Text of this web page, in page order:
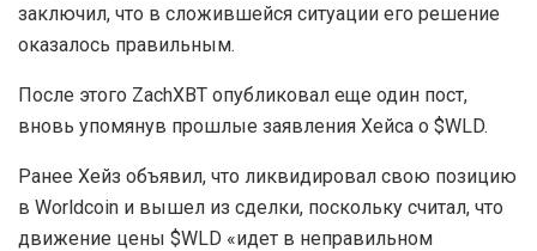
заключил, что в сложившейся ситуации его решение
оказалось правильным.
После этого ZachXBT опубликовал еще один пост,
вновь упомянув прошлые заявления Хейса о $WLD.
Ранее Хейз объявил, что ликвидировал свою позицию
в Worldcoin и вышел из сделки, поскольку считал, что
движение цены $WLD «идет в неправильном